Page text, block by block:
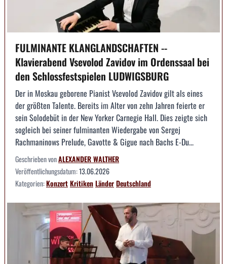
FULMINANTE KLANGLANDSCHAFTEN --
Klavierabend Vsevolod Zavidov im Ordenssaal bei
den Schlossfestspielen LUDWIGSBURG
Der in Moskau geborene Pianist Vsevolod Zavidov gilt als eines
der größten Talente. Bereits im Alter von zehn Jahren feierte er
sein Solodebüt in der New Yorker Carnegie Hall. Dies zeigte sich
sogleich bei seiner fulminanten Wiedergabe von Sergej
Rachmaninows Prelude, Gavotte & Gigue nach Bachs E-Du...
Geschrieben vonALEXANDER WALTHER
Veröffentlichungsdatum:13.06.2026
Kategorien:KonzertKritikenLänderDeutschland